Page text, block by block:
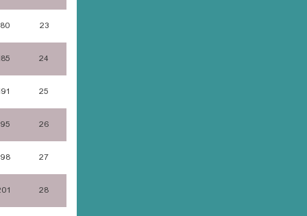
23
24
25
26
27
28